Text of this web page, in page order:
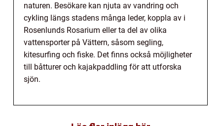
naturen. Besökare kan njuta av vandring och
cykling längs stadens många leder, koppla av i
Rosenlunds Rosarium eller ta del av olika
vattensporter på Vättern, såsom segling,
kitesurfing och fiske. Det finns också möjligheter
till båtturer och kajakpaddling för att utforska
sjön.